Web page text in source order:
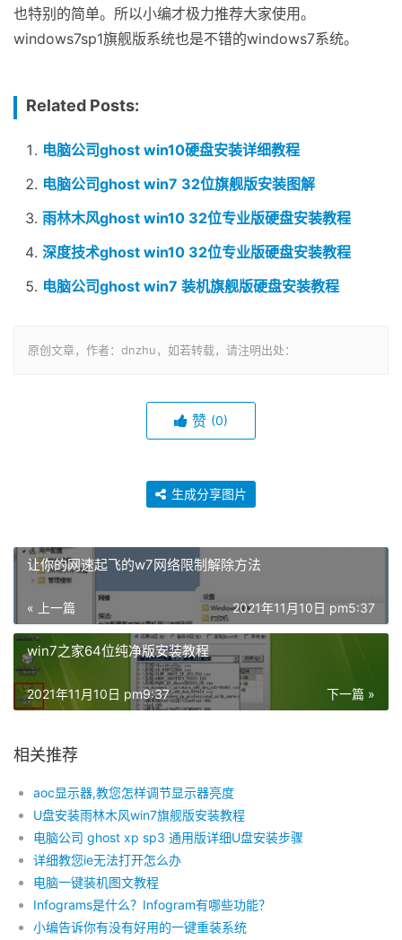
也特别的简单。所以小编才极力推荐大家使用。
windows7sp1旗舰版系统也是不错的windows7系统。
Related Posts:
电脑公司ghost win10硬盘安装详细教程
电脑公司ghost win7 32位旗舰版安装图解
雨林木风ghost win10 32位专业版硬盘安装教程
深度技术ghost win10 32位专业版硬盘安装教程
电脑公司ghost win7 装机旗舰版硬盘安装教程
原创文章，作者：dnzhu，如若转载，请注明出处：
赞 (0)
生成分享图片
让你的网速起飞的w7网络限制解除方法
« 上一篇 2021年11月10日 pm5:37
win7之家64位纯净版安装教程
下一篇 »
2021年11月10日 pm9:37
相关推荐
aoc显示器,教您怎样调节显示器亮度
U盘安装雨林木风win7旗舰版安装教程
电脑公司 ghost xp sp3 通用版详细U盘安装步骤
详细教您ie无法打开怎么办
电脑一键装机图文教程
Infograms是什么？Infogram有哪些功能？
小编告诉你有没有好用的一键重装系统